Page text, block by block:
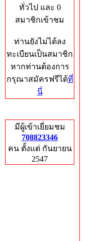
ทั่วไป และ 0
สมาชิกเข้าชม
ท่านยังไม่ได้ลง
ทะเบียนเป็นสมาชิก
หากท่านต้องการ
กรุณาสมัครฟรีได้ที่
นี่
มีผู้เข้าเยี่ยมชม
708823346
คน ตั้งแต่ กันยายน
2547